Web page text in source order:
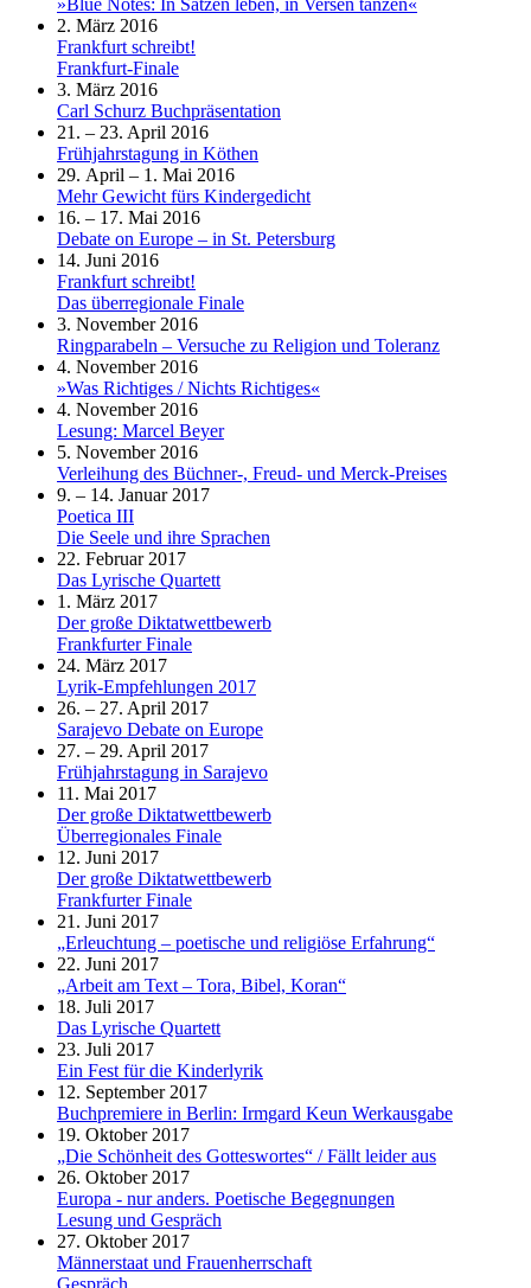
2. März 2016
Frankfurt schreibt!
Frankfurt-Finale
3. März 2016
Carl Schurz Buchpräsentation
21. – 23. April 2016
Frühjahrstagung in Köthen
29. April – 1. Mai 2016
Mehr Gewicht fürs Kindergedicht
16. – 17. Mai 2016
Debate on Europe – in St. Petersburg
14. Juni 2016
Frankfurt schreibt!
Das überregionale Finale
3. November 2016
Ringparabeln – Versuche zu Religion und Toleranz
4. November 2016
»Was Richtiges / Nichts Richtiges«
4. November 2016
Lesung: Marcel Beyer
5. November 2016
Verleihung des Büchner-, Freud- und Merck-Preises
9. – 14. Januar 2017
Poetica III
Die Seele und ihre Sprachen
22. Februar 2017
Das Lyrische Quartett
1. März 2017
Der große Diktatwettbewerb
Frankfurter Finale
24. März 2017
Lyrik-Empfehlungen 2017
26. – 27. April 2017
Sarajevo Debate on Europe
27. – 29. April 2017
Frühjahrstagung in Sarajevo
11. Mai 2017
Der große Diktatwettbewerb
Überregionales Finale
12. Juni 2017
Der große Diktatwettbewerb
Frankfurter Finale
21. Juni 2017
„Erleuchtung – poetische und religiöse Erfahrung“
22. Juni 2017
„Arbeit am Text – Tora, Bibel, Koran“
18. Juli 2017
Das Lyrische Quartett
23. Juli 2017
Ein Fest für die Kinderlyrik
12. September 2017
Buchpremiere in Berlin: Irmgard Keun Werkausgabe
19. Oktober 2017
„Die Schönheit des Gotteswortes“ / Fällt leider aus
26. Oktober 2017
Europa - nur anders. Poetische Begegnungen
Lesung und Gespräch
27. Oktober 2017
Männerstaat und Frauenherrschaft
Gespräch